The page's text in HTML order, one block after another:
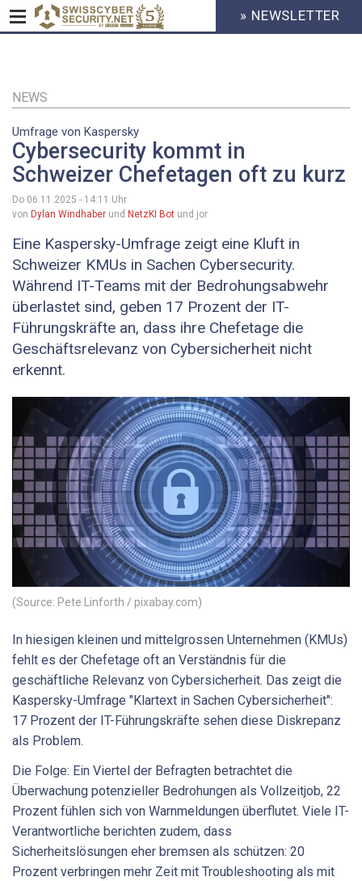
Inhalt
HEADER
MENU
» NEWSLETTER
NEWS
Umfrage von Kaspersky
Cybersecurity kommt in
Schweizer Chefetagen oft zu kurz
Do 06.11.2025 - 14:11 Uhr
von Dylan Windhaber und NetzKI Bot und jor
Eine Kaspersky-Umfrage zeigt eine Kluft in
Schweizer KMUs in Sachen Cybersecurity.
Während IT-Teams mit der Bedrohungsabwehr
überlastet sind, geben 17 Prozent der IT-
Führungskräfte an, dass ihre Chefetage die
Geschäftsrelevanz von Cybersicherheit nicht
erkennt.
(Source: Pete Linforth / pixabay.com)
In hiesigen kleinen und mittelgrossen Unternehmen (KMUs)
fehlt es der Chefetage oft an Verständnis für die
geschäftliche Relevanz von Cybersicherheit. Das zeigt die
Kaspersky-Umfrage "Klartext in Sachen Cybersicherheit":
17 Prozent der IT-Führungskräfte sehen diese Diskrepanz
als Problem.
Die Folge: Ein Viertel der Befragten betrachtet die
Überwachung potenzieller Bedrohungen als Vollzeitjob, 22
Prozent fühlen sich von Warnmeldungen überflutet. Viele IT-
Verantwortliche berichten zudem, dass
Sicherheitslösungen eher bremsen als schützen: 20
Prozent verbringen mehr Zeit mit Troubleshooting als mit